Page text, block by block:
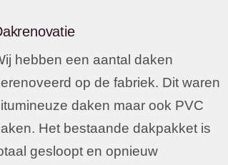
hebben een aantal daken
op de fabriek. Dit waren
daken maar ook PVC
Het bestaande dakpakket is
gesloopt en opnieuw